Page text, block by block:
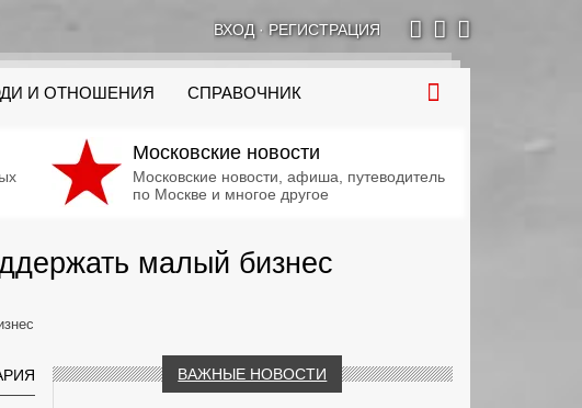
ВХОД· РЕГИСТРАЦИЯ
И ОТНОШЕНИЯ СПРАВОЧНИК
Московские новости
Московские новости, афиша, путеводитель
по Москве и многое другое
малый бизнес
ВАЖНЫЕ НОВОСТИ